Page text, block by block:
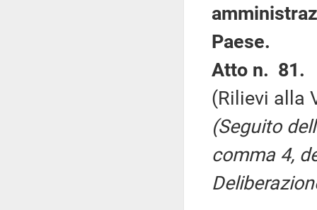
Paese.
Atto n. 81.
(Rilievi alla
(Seguito
comma 4,